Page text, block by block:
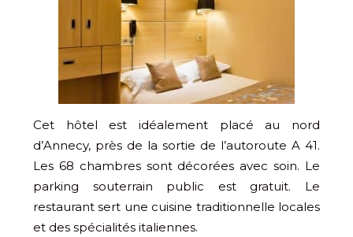
Cet hôtel est idéalement placé au nord
d’Annecy, près de la sortie de l’autoroute A 41.
Les 68 chambres sont décorées avec soin. Le
parking souterrain public est gratuit. Le
restaurant sert une cuisine traditionnelle locales
et des spécialités italiennes.